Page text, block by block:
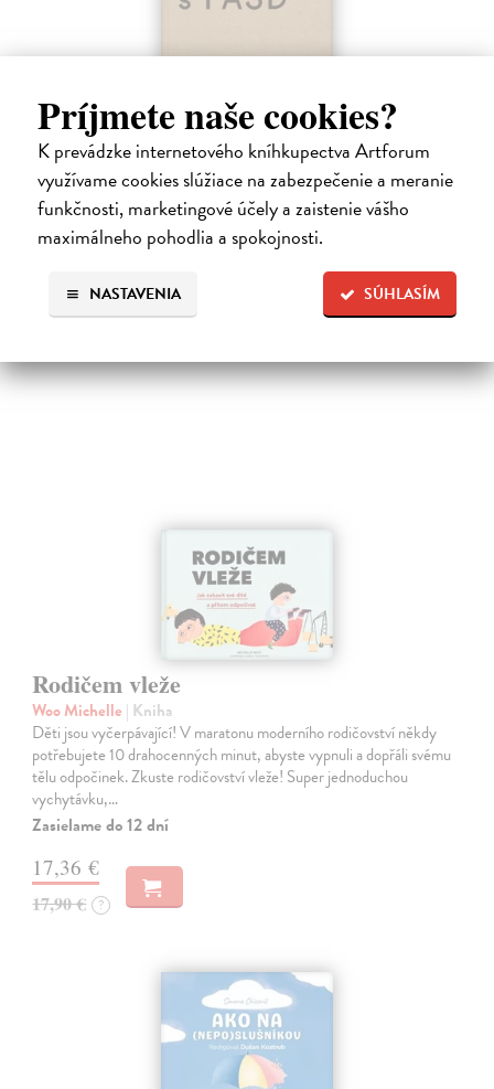
Príjmete naše cookies?
K prevádzke internetového kníhkupectva Artforum
využívame cookies slúžiace na zabezpečenie a meranie
funkčnosti, marketingové účely a zaistenie vášho
maximálneho pohodlia a spokojnosti.
SÚHLASÍM
NASTAVENIA
Ako byť rodičom dieťaťa s FASD
Brown Julia, Mather Mary| Kniha
Jedna z mála kníh o poruchách fetálneho alkoholového spektra v
slovenskom jazyku. Kniha nielen jasne a zrozumiteľne popisuje
problematiku FASD, ale ponúka aj konkrétne rady pri výchove detí s
touto diagnózou.…
10,00 €
Rodičem vleže
Woo Michelle | Kniha
Děti jsou vyčerpávající! V maratonu moderního rodičovství někdy
potřebujete 10 drahocenných minut, abyste vypnuli a dopřáli svému
tělu odpočinek. Zkuste rodičovství vleže! Super jednoduchou
vychytávku,…
Zasielame do 12 dní
17,36 €
17,90 € ?